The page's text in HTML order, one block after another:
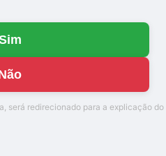
será redirecionado para a explicação do